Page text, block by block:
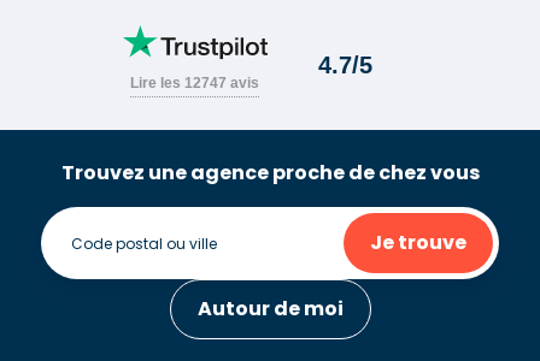
Trouvez une agence proche de chez vous
Je trouve
Autour de moi